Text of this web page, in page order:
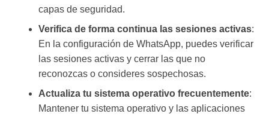
capas de seguridad.
Verifica de forma continua las sesiones activas:
En la configuración de WhatsApp, puedes verificar
las sesiones activas y cerrar las que no
reconozcas o consideres sospechosas.
Actualiza tu sistema operativo frecuentemente:
Mantener tu sistema operativo y las aplicaciones